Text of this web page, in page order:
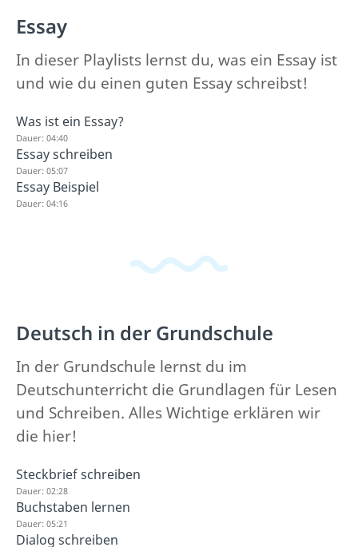
Essay
In dieser Playlists lernst du, was ein Essay ist
und wie du einen guten Essay schreibst!
Was ist ein Essay?
Dauer: 04:40
Essay schreiben
Dauer: 05:07
Essay Beispiel
Dauer: 04:16
Deutsch in der Grundschule
In der Grundschule lernst du im
Deutschunterricht die Grundlagen für Lesen
und Schreiben. Alles Wichtige erklären wir
die hier!
Steckbrief schreiben
Dauer: 02:28
Buchstaben lernen
Dauer: 05:21
Dialog schreiben